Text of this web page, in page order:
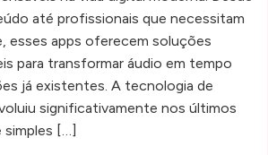
até profissionais que necessitam
esses apps oferecem soluções
para transformar áudio em tempo
já existentes. A tecnologia de
significativamente nos últimos
simples […]